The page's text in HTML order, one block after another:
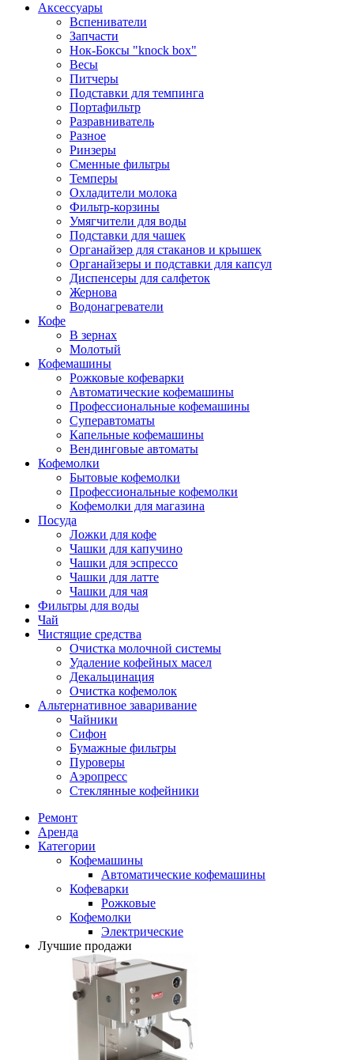
Аксессуары
Вспениватели
Запчасти
Нок-Боксы "knock box"
Весы
Питчеры
Подставки для темпинга
Портафильтр
Разравниватель
Разное
Ринзеры
Сменные фильтры
Темперы
Охладители молока
Фильтр-корзины
Умягчители для воды
Подставки для чашек
Органайзер для стаканов и крышек
Органайзеры и подставки для капсул
Диспенсеры для салфеток
Жернова
Водонагреватели
Кофе
В зернах
Молотый
Кофемашины
Рожковые кофеварки
Автоматические кофемашины
Профессиональные кофемашины
Суперавтоматы
Капельные кофемашины
Вендинговые автоматы
Кофемолки
Бытовые кофемолки
Профессиональные кофемолки
Кофемолки для магазина
Посуда
Ложки для кофе
Чашки для капучино
Чашки для эспрессо
Чашки для латте
Чашки для чая
Фильтры для воды
Чай
Чистящие средства
Очистка молочной системы
Удаление кофейных масел
Декальцинация
Очистка кофемолок
Альтернативное заваривание
Чайники
Сифон
Бумажные фильтры
Пуроверы
Аэропресс
Стеклянные кофейники
Ремонт
Аренда
Категории
Кофемашины
Автоматические кофемашины
Кофеварки
Рожковые
Кофемолки
Электрические
Лучшие продажи